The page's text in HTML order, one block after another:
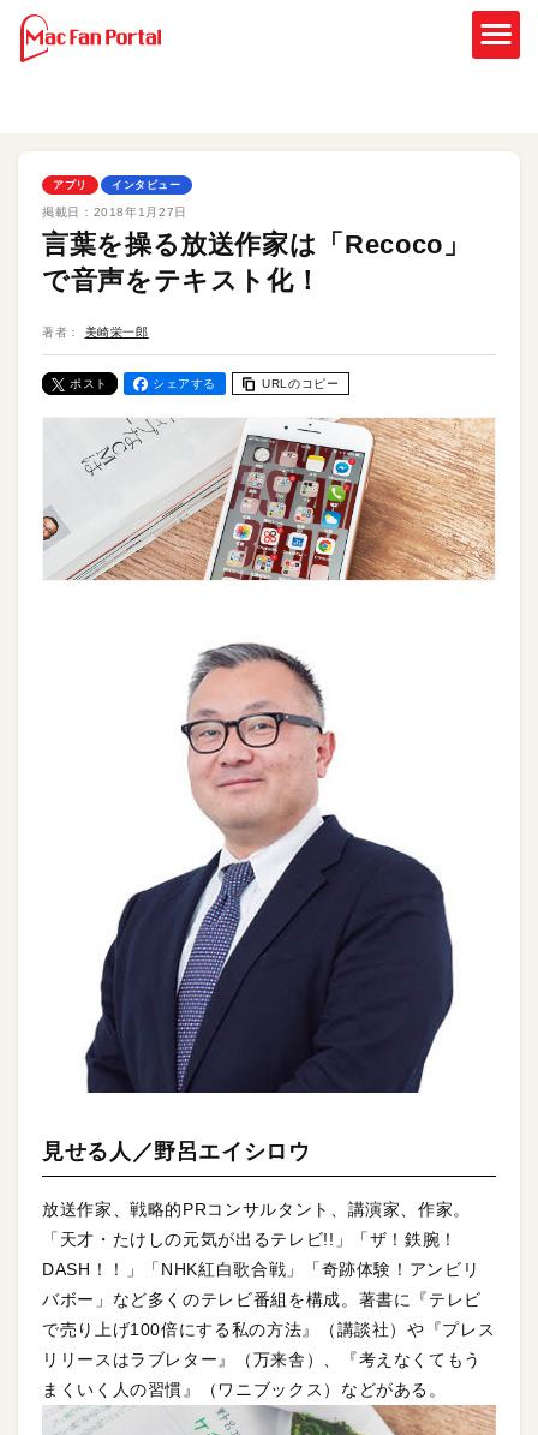
アプリ インタビュー
掲載日： 2018年1月27日
言葉を操る放送作家は「Recoco」
で音声をテキスト化！
著者： 美崎栄一郎
ポスト シェアする URLのコピー
見せる人／野呂エイシロウ
放送作家、戦略的PRコンサルタント、講演家、作家。
「天才・たけしの元気が出るテレビ!!」「ザ！鉄腕！
DASH！！」「NHK紅白歌合戦」「奇跡体験！アンビリ
バボー」など多くのテレビ番組を構成。著書に『テレビ
で売り上げ100倍にする私の方法』（講談社）や『プレス
リリースはラブレター』（万来舎）、『考えなくてもう
まくいく人の習慣』（ワニブックス）などがある。